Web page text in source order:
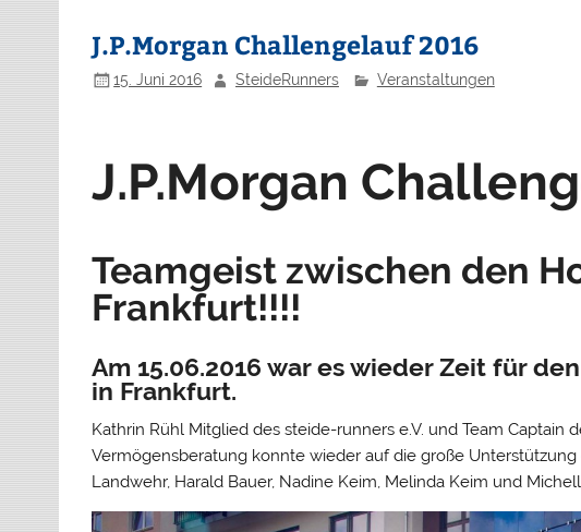
J.P.Morgan Challengelauf 2016
15. Juni 2016 SteideRunners Veranstaltungen
J.P.Morgan
Teamgeist zwischen den
Frankfurt!!!!
Am 15.06.2016 war es wieder Zeit für
in Frankfurt.
Kathrin Rühl Mitglied des steide-runners e.V. und Team Captain
Vermögensberatung konnte wieder auf die große
Landwehr, Harald Bauer, Nadine Keim, Melinda Keim und